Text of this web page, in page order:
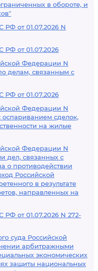
в обороте, и
от 01.07.2026 N
РФ от 01.07.2026
Федерации N
делам, связанным с
РФ от 01.07.2026
Федерации N
оспариванием сделок,
на жилые
Федерации N
дел, связанных с
о противодействии
Российской
в результате
направленных на
от 01.07.2026 N 272-
суда Российской
арбитражными
экономических
защиты национальных